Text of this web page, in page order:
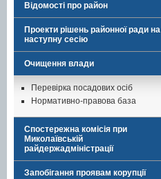
Відомості про район
Проекти рішень районної ради на
наступну сесію
Очищення влади
Перевірка посадових осіб
Нормативно-правова база
Спостережна комісія при
Миколаївській
райдержадміністрації
Запобігання проявам корупції